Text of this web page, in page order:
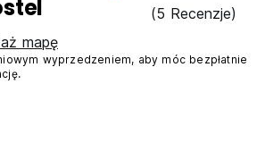
(5 Recenzje)
mapę
wyprzedzeniem, aby móc bezpłatnie